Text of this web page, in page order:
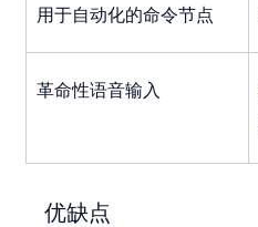
用于自动化的命令节点
革命性语音输入
优缺点